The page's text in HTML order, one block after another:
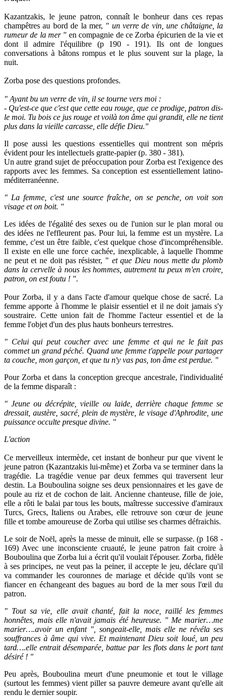
Kazantzakis, le jeune patron, connaît le bonheur dans ces repas
champêtres au bord de la mer, " un verre de vin, une châtaigne, la
rumeur de la mer " en compagnie de ce Zorba épicurien de la vie et
dont il admire l'équilibre (p 190 - 191). Ils ont de longues
conversations à bâtons rompus et le plus souvent sur la plage, la
nuit.
Zorba pose des questions profondes.
" Ayant bu un verre de vin, il se tourne vers moi :
- Qu'est-ce que c'est que cette eau rouge, que ce prodige, patron dis-
le moi. Tu bois ce jus rouge et voilà ton âme qui grandit, elle ne tient
plus dans la vieille carcasse, elle défie Dieu."
Il pose aussi les questions essentielles qui montrent son mépris
évident pour les intellectuels gratte-papier (p. 380 - 381).
Un autre grand sujet de préoccupation pour Zorba est l'exigence des
rapports avec les femmes. Sa conception est essentiellement latino-
méditerranéenne.
" La femme, c'est une source fraîche, on se penche, on voit son
visage et on boit. "
Les idées de l'égalité des sexes ou de l'union sur le plan moral ou
des idées ne l'effleurent pas. Pour lui, la femme est un mystère. La
femme, c'est un être faible, c'est quelque chose d'incompréhensible.
Il existe en elle une force cachée, inexplicable, à laquelle l'homme
ne peut et ne doit pas résister, " et que Dieu nous mette du plomb
dans la cervelle à nous les hommes, autrement tu peux m'en croire,
patron, on est foutu ! ".
Pour Zorba, il y a dans l'acte d'amour quelque chose de sacré. La
femme apporte à l'homme le plaisir essentiel et il ne doit jamais s'y
soustraire. Cette union fait de l'homme l'acteur essentiel et de la
femme l'objet d'un des plus hauts bonheurs terrestres.
" Celui qui peut coucher avec une femme et qui ne le fait pas
commet un grand péché. Quand une femme t'appelle pour partager
ta couche, mon garçon, et que tu n'y vas pas, ton âme est perdue. "
Pour Zorba et dans la conception grecque ancestrale, l'individualité
de la femme disparaît :
" Jeune ou décrépite, vieille ou laide, derrière chaque femme se
dressait, austère, sacré, plein de mystère, le visage d'Aphrodite, une
puissance occulte presque divine. "
L'action
Ce merveilleux intermède, cet instant de bonheur pur que vivent le
jeune patron (Kazantzakis lui-même) et Zorba va se terminer dans la
tragédie. La tragédie venue par deux femmes qui traversent leur
destin. La Bouboulina soigne ses deux pensionnaires et les gave de
poule au riz et de cochon de lait. Ancienne chanteuse, fille de joie,
elle a rôti le balai par tous les bouts, maîtresse successive d'amiraux
Turcs, Grecs, Italiens ou Arabes, elle retrouve son cœur de jeune
fille et tombe amoureuse de Zorba qui utilise ses charmes défraichis.
Le soir de Noël, après la messe de minuit, elle se surpasse. (p 168 -
169) Avec une inconsciente cruauté, le jeune patron fait croire à
Bouboulina que Zorba lui a écrit qu'il voulait l'épouser. Zorba, fidèle
à ses principes, ne veut pas la peiner, il accepte le jeu, déclare qu'il
va commander les couronnes de mariage et décide qu'ils vont se
fiancer en échangeant des bagues au bord de la mer sous l'œil du
patron.
" Tout sa vie, elle avait chanté, fait la noce, raillé les femmes
honnêtes, mais elle n'avait jamais été heureuse. " Me marier…me
marier….avoir un enfant ", songeait-elle, mais elle ne révéla ses
souffrances à âme qui vive. Et maintenant Dieu soit loué, un peu
tard….elle entrait désemparée, battue par les flots dans le port tant
désiré ! "
Peu après, Bouboulina meurt d'une pneumonie et tout le village
(surtout les femmes) vient piller sa pauvre demeure avant qu'elle ait
rendu le dernier soupir.